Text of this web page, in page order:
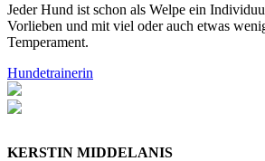
Jeder Hund ist schon als Welpe ein
Vorlieben und mit viel oder auch etwas
Temperament.
Hundetrainerin
KERSTIN MIDDELANIS